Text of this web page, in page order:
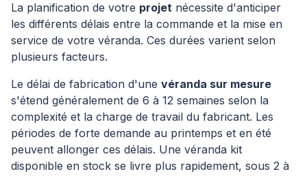
La planification de votre projet nécessite d'anticiper
les différents délais entre la commande et la mise en
service de votre véranda. Ces durées varient selon
plusieurs facteurs.
Le délai de fabrication d'une véranda sur mesure
s'étend généralement de 6 à 12 semaines selon la
complexité et la charge de travail du fabricant. Les
périodes de forte demande au printemps et en été
peuvent allonger ces délais. Une véranda kit
disponible en stock se livre plus rapidement, sous 2 à